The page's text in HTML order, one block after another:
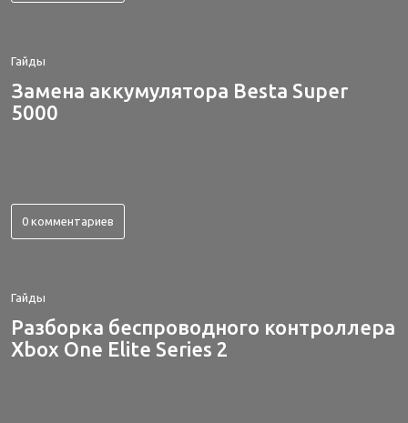
Гайды
Замена аккумулятора Besta Super
5000
0 комментариев
Гайды
Разборка беспроводного контроллера
Xbox One Elite Series 2